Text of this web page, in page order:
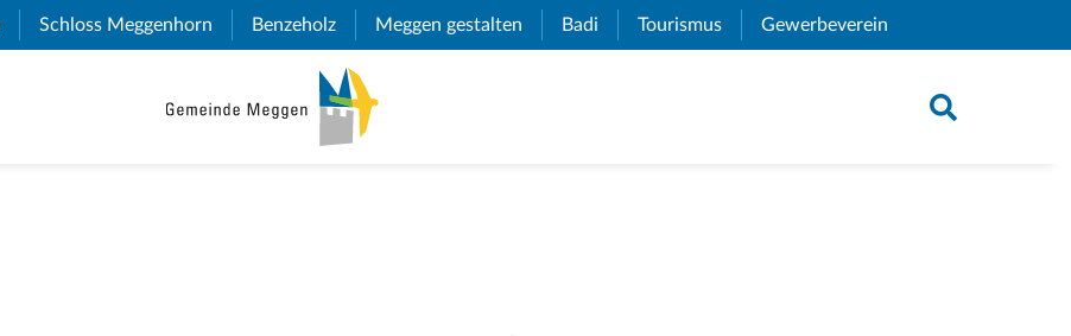
(External Link)
Schloss Meggenhorn (External Link)
Benzeholz (External Link)
Meggen gestalten (External Link)
Badi (External Link)
Tourismus (External Link)
Gewerbeverein